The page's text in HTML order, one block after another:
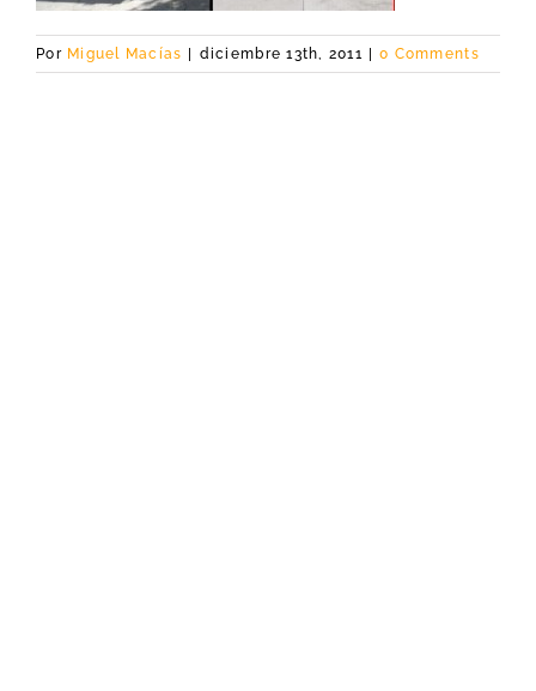
Por Miguel Macías diciembre 13th, 2011 0 Comments